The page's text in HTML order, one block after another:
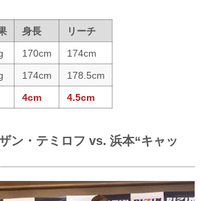
身長
リーチ
170cm
174cm
174cm
178.5cm
4cm 4.5cm
ン・テミロフ vs. 浜本“キャッ